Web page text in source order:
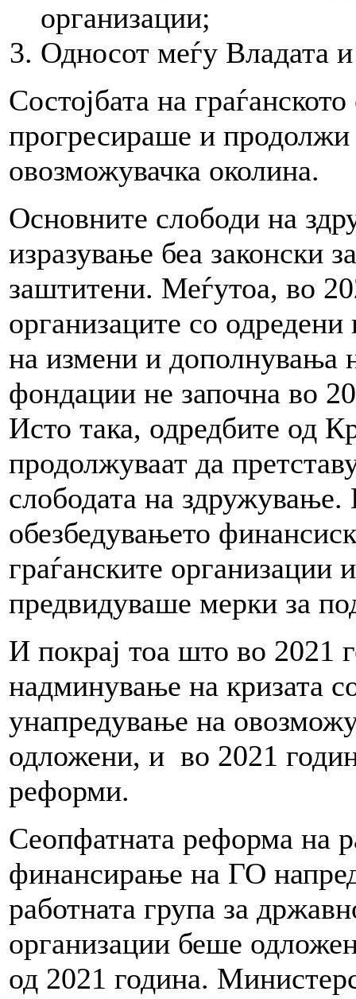
организации;
Односот меѓу Владата
Состојбата на
прогресираше и продолжи
овозможувачка околина.
Основните слободи на
изразување беа законски
заштитени. Меѓутоа, во
организаците со
на измени и дополнувања
фондации не започна во
Исто така, одредбите од
продолжуваат да
слободата на
обезбедувањето
граѓанските организации
предвидуваше мерки за
И покрај тоа што во 2021
надминување на кризата
унапредување на
одложени, и во 2021
реформи.
Сеопфатната реформа на
финансирање на ГО
работната група за
организации беше
од 2021 година.